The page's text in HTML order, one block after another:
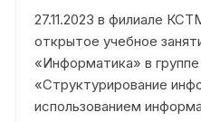
27.11.2023 в филиале
открытое учебное
«Информатика» в
«Структурирование
использованием